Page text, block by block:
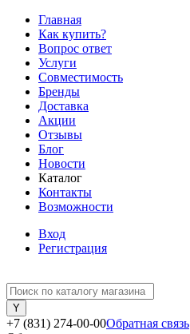
Главная
Как купить?
Вопрос ответ
Услуги
Совместимость
Бренды
Доставка
Акции
Отзывы
Блог
Новости
Каталог
Контакты
Возможности
Вход
Регистрация
+7 (831) 274-00-00Обратная связь